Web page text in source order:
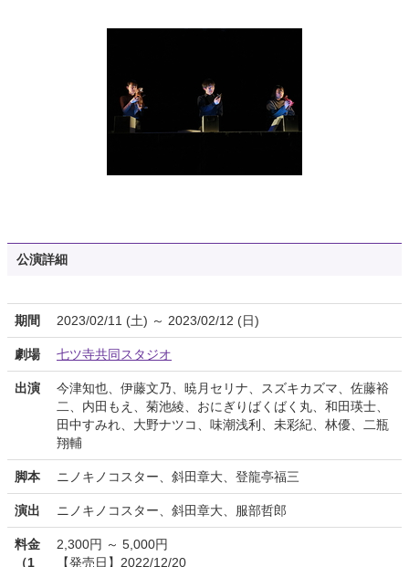
公演詳細
期間 2023/02/11 (土) ～ 2023/02/12 (日)
劇場 七ツ寺共同スタジオ
出演
今津知也、伊藤文乃、暁月セリナ、スズキカズマ、佐藤裕
二、内田もえ、菊池綾、おにぎりばくばく丸、和田瑛士、
田中すみれ、大野ナツコ、味潮浅利、未彩紀、林優、二瓶
翔輔
脚本 ニノキノコスター、斜田章大、登龍亭福三
演出 ニノキノコスター、斜田章大、服部哲郎
料金
（1
2,300円 ～ 5,000円
【発売日】2022/12/20